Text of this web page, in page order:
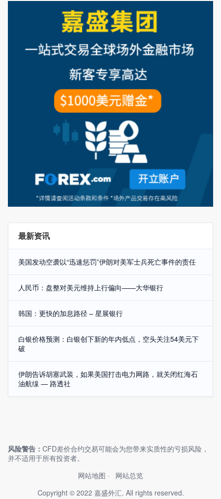
最新资讯
美国发动空袭以“迅速惩罚”伊朗对美军士兵死亡事件的责任
人民币：盘整对美元维持上行偏向——大华银行
韩国：更快的加息路径 – 星展银行
白银价格预测：白银创下新的年内低点，空头关注54美元下
破
伊朗告诉胡塞武装，如果美国打击电力网路，就关闭红海石
油航缐 — 路透社
风险警告： CFD差价合约交易可能会为您带来实质性的亏损风险，
并不适用于所有投资者。
网站地图
网站总览
Copyright © 2022 嘉盛外汇. All rights reserved.